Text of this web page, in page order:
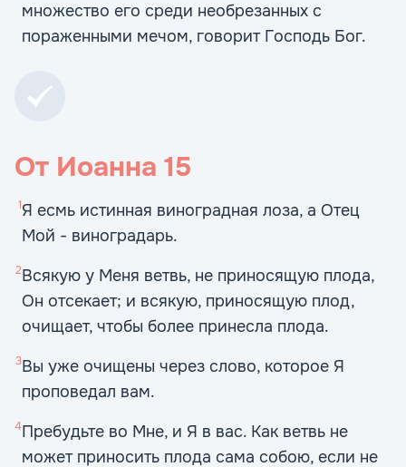
множество его среди необрезанных с
пораженными мечом, говорит Господь Бог.
От Иоанна 15
1Я есмь истинная виноградная лоза, а Отец
Мой - виноградарь.
2Всякую у Меня ветвь, не приносящую плода,
Он отсекает; и всякую, приносящую плод,
очищает, чтобы более принесла плода.
3Вы уже очищены через слово, которое Я
проповедал вам.
4Пребудьте во Мне, и Я в вас. Как ветвь не
может приносить плода сама собою, если не